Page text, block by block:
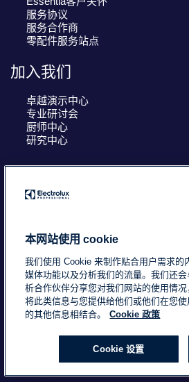
服务协议
服务合作商
零配件服务站点
加入我们
卓越演示中心
专业研讨会
厨师中心
研究中心
您的选择： 中国
浙ICP备18015725号-2
Data
Cookie Policy
条
本网站使用 cookie
我们使用 Cookie 来制作贴合用户需求的
媒体功能以及分析我们的流量。我们还
析合作伙伴分享您对我们网站的使用情
将此类信息与您提供给他们或他们在您
的其他信息相结合。
Cookie 政策
Cookie 设置